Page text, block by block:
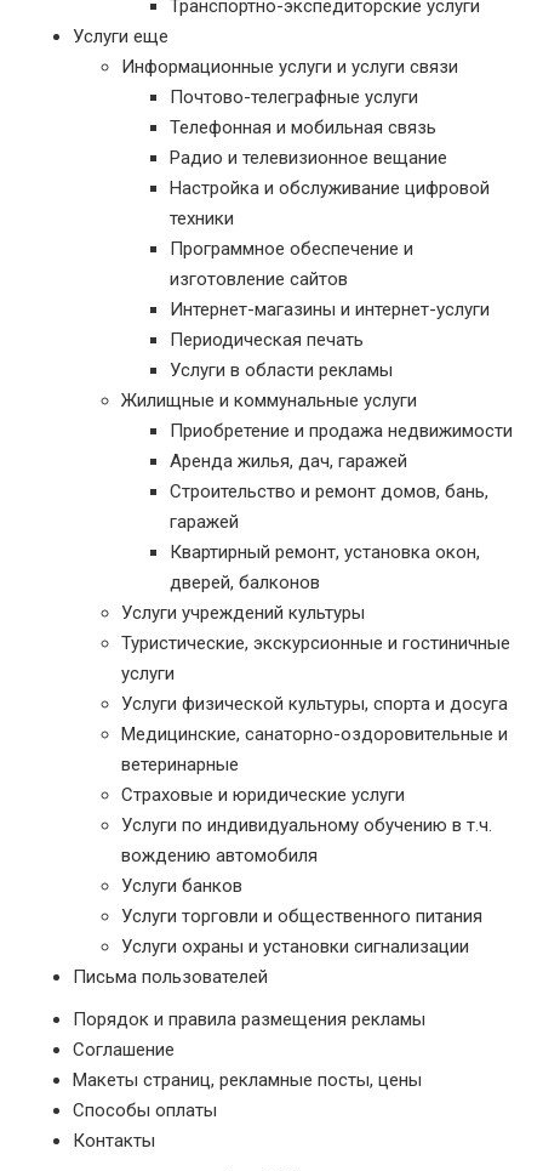
Транспортно-экспедиторские услуги
Услуги еще
Информационные услуги и услуги связи
Почтово-телеграфные услуги
Телефонная и мобильная связь
Радио и телевизионное вещание
Настройка и обслуживание цифровой
техники
Программное обеспечение и
изготовление сайтов
Интернет-магазины и интернет-услуги
Периодическая печать
Услуги в области рекламы
Жилищные и коммунальные услуги
Приобретение и продажа недвижимости
Аренда жилья, дач, гаражей
Строительство и ремонт домов, бань,
гаражей
Квартирный ремонт, установка окон,
дверей, балконов
Услуги учреждений культуры
Туристические, экскурсионные и гостиничные
услуги
Услуги физической культуры, спорта и досуга
Медицинские, санаторно-оздоровительные и
ветеринарные
Страховые и юридические услуги
Услуги по индивидуальному обучению в т.ч.
вождению автомобиля
Услуги банков
Услуги торговли и общественного питания
Услуги охраны и установки сигнализации
Письма пользователей
Порядок и правила размещения рекламы
Соглашение
Макеты страниц, рекламные посты, цены
Способы оплаты
Контакты